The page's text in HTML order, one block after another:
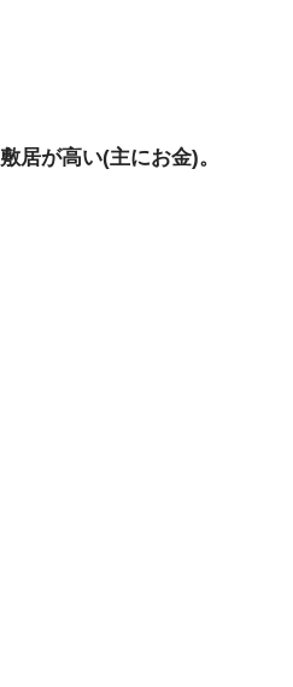
敷居が高い(主にお金)。